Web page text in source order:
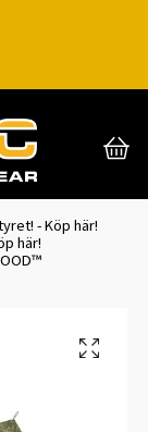
- Köp här!
här!